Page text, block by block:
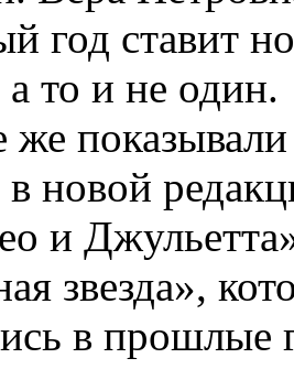
год ставит
а то и не один.
новой
и
звезда»,
в прошлые